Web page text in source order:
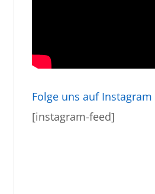
Folge uns auf Instagram
[instagram-feed]